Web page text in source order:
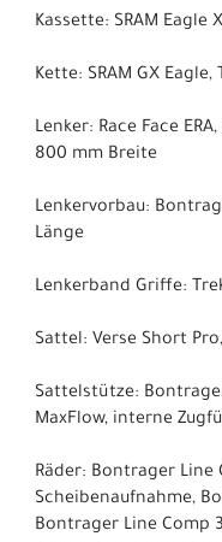
Kassette: SRAM Eagle
Kette: SRAM GX Eagle,
Lenker: Race Face
800 mm Breite
Lenkervorbau:
Länge
Lenkerband Griffe:
Sattel: Verse Short
Sattelstütze:
MaxFlow, interne
Räder: Bontrager Line
Scheibenaufnahme,
Bontrager Line Comp